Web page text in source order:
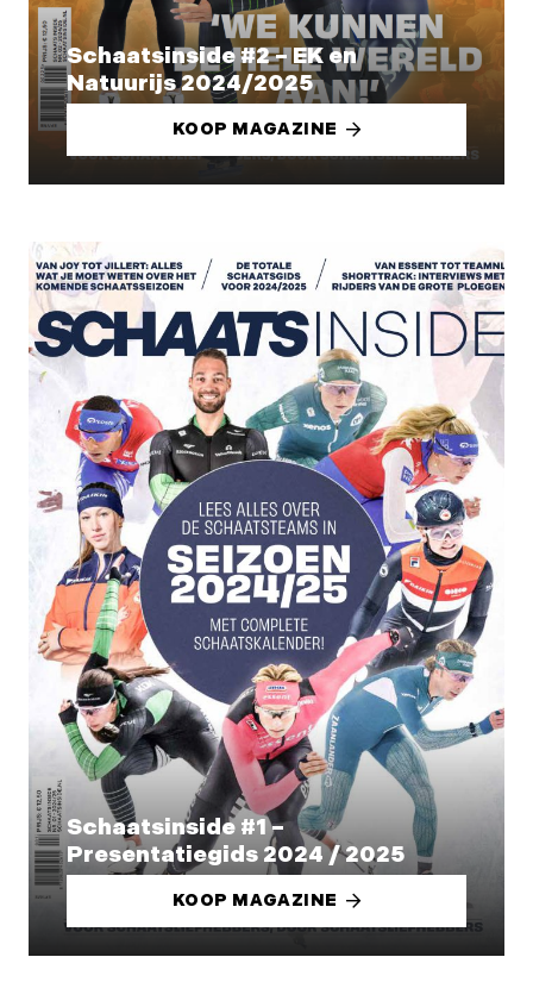
Schaatsinside #2 – EK en
Natuurijs 2024/2025
KOOP MAGAZINE
Schaatsinside #1 –
Presentatiegids 2024 / 2025
KOOP MAGAZINE